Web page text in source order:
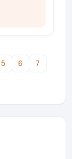
5 6
7